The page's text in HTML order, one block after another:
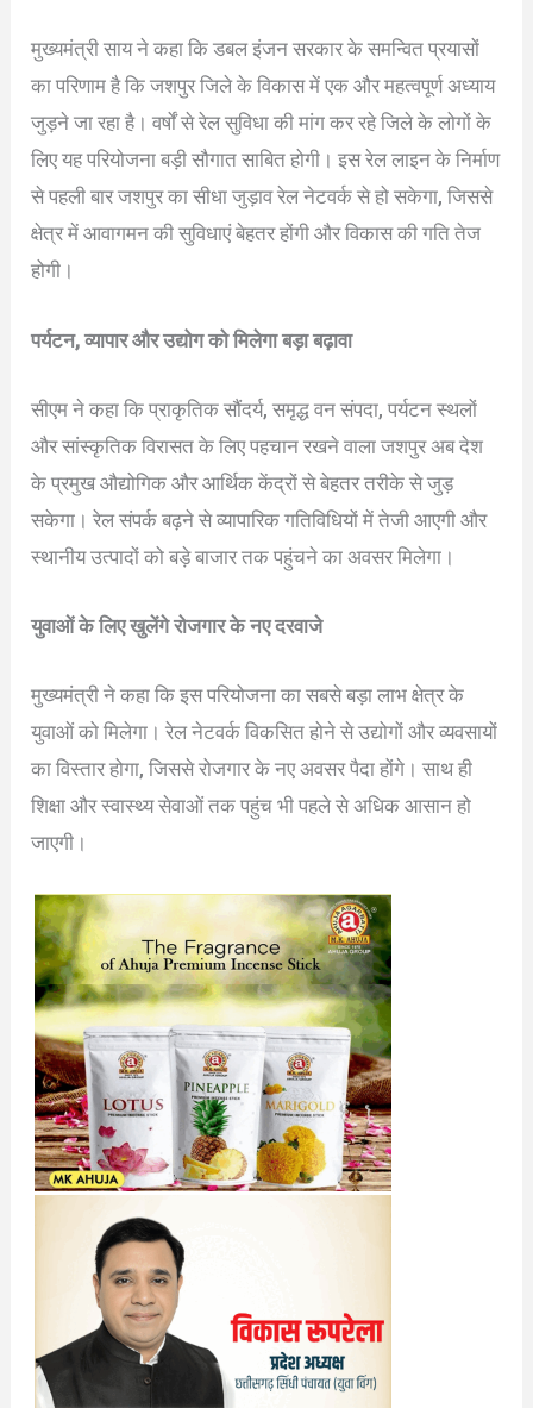
मुख्यमंत्री साय ने कहा कि डबल इंजन सरकार के समन्वित प्रयासों
का परिणाम है कि जशपुर जिले के विकास में एक और महत्वपूर्ण अध्याय
जुड़ने जा रहा है। वर्षों से रेल सुविधा की मांग कर रहे जिले के लोगों के
लिए यह परियोजना बड़ी सौगात साबित होगी। इस रेल लाइन के निर्माण
से पहली बार जशपुर का सीधा जुड़ाव रेल नेटवर्क से हो सकेगा, जिससे
क्षेत्र में आवागमन की सुविधाएं बेहतर होंगी और विकास की गति तेज
होगी।
पर्यटन, व्यापार और उद्योग को मिलेगा बड़ा बढ़ावा
सीएम ने कहा कि प्राकृतिक सौंदर्य, समृद्ध वन संपदा, पर्यटन स्थलों
और सांस्कृतिक विरासत के लिए पहचान रखने वाला जशपुर अब देश
के प्रमुख औद्योगिक और आर्थिक केंद्रों से बेहतर तरीके से जुड़
सकेगा। रेल संपर्क बढ़ने से व्यापारिक गतिविधियों में तेजी आएगी और
स्थानीय उत्पादों को बड़े बाजार तक पहुंचने का अवसर मिलेगा।
युवाओं के लिए खुलेंगे रोजगार के नए दरवाजे
मुख्यमंत्री ने कहा कि इस परियोजना का सबसे बड़ा लाभ क्षेत्र के
युवाओं को मिलेगा। रेल नेटवर्क विकसित होने से उद्योगों और व्यवसायों
का विस्तार होगा, जिससे रोजगार के नए अवसर पैदा होंगे। साथ ही
शिक्षा और स्वास्थ्य सेवाओं तक पहुंच भी पहले से अधिक आसान हो
जाएगी।